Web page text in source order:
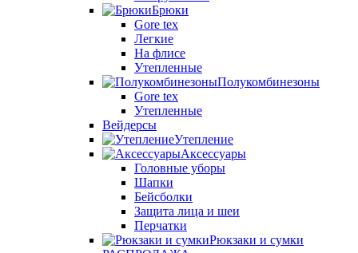
Брюки
Gore tex
Легкие
На флисе
Утепленные
Полукомбинезоны
Gore tex
Утепленные
Вейдерсы
Утепление
Аксессуары
Головные уборы
Шапки
Бейсболки
Защита лица и шеи
Перчатки
Рюкзаки и сумки